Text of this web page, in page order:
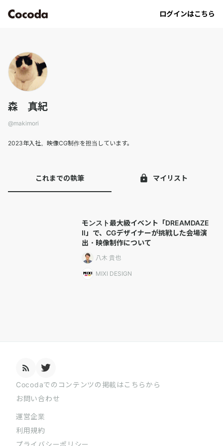
ログインはこちら
森 真紀
@makimori
2023年入社。映像CG制作を担当しています。
マイリスト
これまでの執筆
モンスト最大級イベント「DREAMDAZE
Ⅱ」で、CGデザイナーが挑戦した会場演
出・映像制作について
八木 貴也
MIXI DESIGN
Cocodaでのコンテンツの掲載はこちらから
お問い合わせ
運営企業
利用規約
プライバシーポリシー